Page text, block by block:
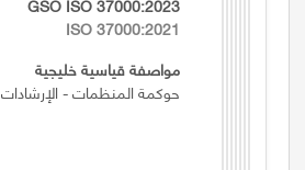
ISO 37000:2021
مواصفة قياسية خليجية
حوكمة المنظمات - الإرشادات